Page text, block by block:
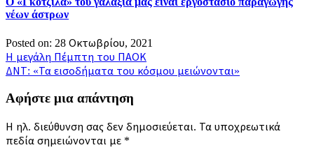
νέων άστρων
Posted on: 28 Οκτωβρίου, 2021
Πλοήγηση
άρθρων
Η μεγάλη Πέμπτη του ΠΑΟΚ
ΔΝΤ: «Τα εισοδήματα του κόσμου μειώνονται»
Αφήστε μια απάντηση
Η ηλ. διεύθυνση σας δεν δημοσιεύεται. Τα υποχρεωτικά
πεδία σημειώνονται με *